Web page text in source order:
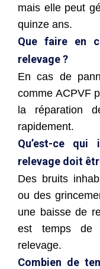
mais elle peut
quinze ans.
Que faire en
relevage ?
En cas de
comme ACPVF
la réparation
rapidement.
Qu’est-ce
relevage doit
Des bruits
ou des
une baisse de
est temps de
relevage.
Combien de